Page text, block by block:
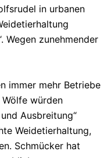
in urbanen
Wegen zunehmender
immer mehr Betriebe
würden
Ausbreitung“
Weidetierhaltung,
Schmücker hat